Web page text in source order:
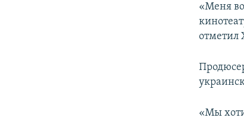
«Меня
отметил
«Мы